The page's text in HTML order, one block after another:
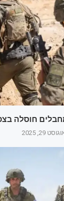
חוסלה
29, 2025